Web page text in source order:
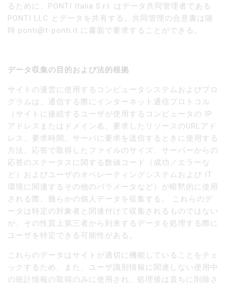
るために、PONTI Italia S.r.l. はデータ共同管理者である
PONTI LLC とデータを共有する。共同管理の合意書は随
時 ponti@t-ponti.it に書面で要求することができる。
データ収集の目的および法的根拠
サイトの運営に使用するコンピュータシステムおよびプロ
グラムは、通信する際にインターネット通信プロトコル
（サイトに接続するユーザが使用するコンピュータの IP
アドレスまたはドメイン名、要求したリソースのURLアド
レス、要求時間、サーバに要求を送信するときに使用する
方法、応答で取得したファイルのサイズ、サーバーからの
応答のステータスに関する数値コード（成功／エラーな
ど）およびユーザのオペレーティングシステムおよび IT
環境に関連するその他のパラメータなど）が暗黙的に使用
される際、幾らかの個人データを収集する。 これらのデ
ータは特定の対象者と関連付けて収集されるものではない
が、その性質上第三者から到来するデータを処理する際に
ユーザを特定できる可能性がある。
これらのデータはサイトが適切に機能していることをチェ
ックするため、また、ユーザ識別情報に関連しない使用中
の統計情報の取得のみに使用され、処理後は直ちに削除さ